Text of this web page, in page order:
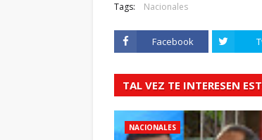
Tags: Nacionales
Facebook
TAL VEZ TE INTERESEN
NACIONALES